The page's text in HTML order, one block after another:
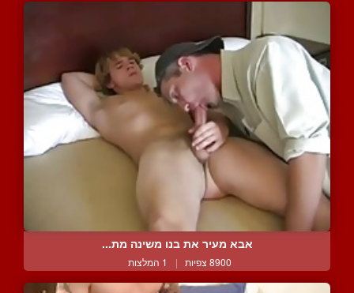
אבא מעיר את בנו משינה מת...
8900 צפיות | 1 המלצות